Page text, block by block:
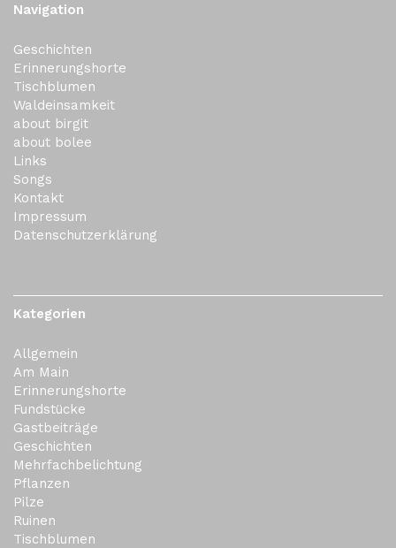
Navigation
Geschichten
Erinnerungshorte
Tischblumen
Waldeinsamkeit
about birgit
about bolee
Links
Songs
Kontakt
Impressum
Datenschutzerklärung
Kategorien
Allgemein
Am Main
Erinnerungshorte
Fundstücke
Gastbeiträge
Geschichten
Mehrfachbelichtung
Pflanzen
Pilze
Ruinen
Tischblumen